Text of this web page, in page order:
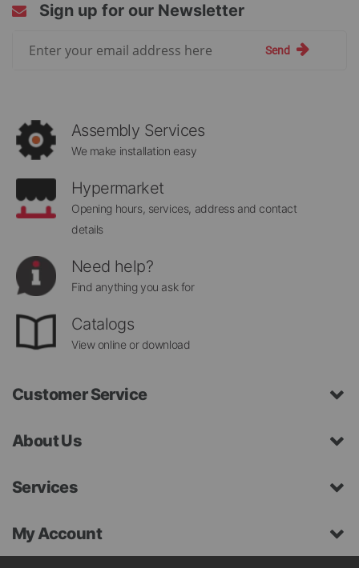
Sign up for our Newsletter
Send
Assembly Services
We make installation easy
Hypermarket
Opening hours, services, address and contact
details
Need help?
Find anything you ask for
Catalogs
View online or download
Customer Service
About Us
Services
My Account